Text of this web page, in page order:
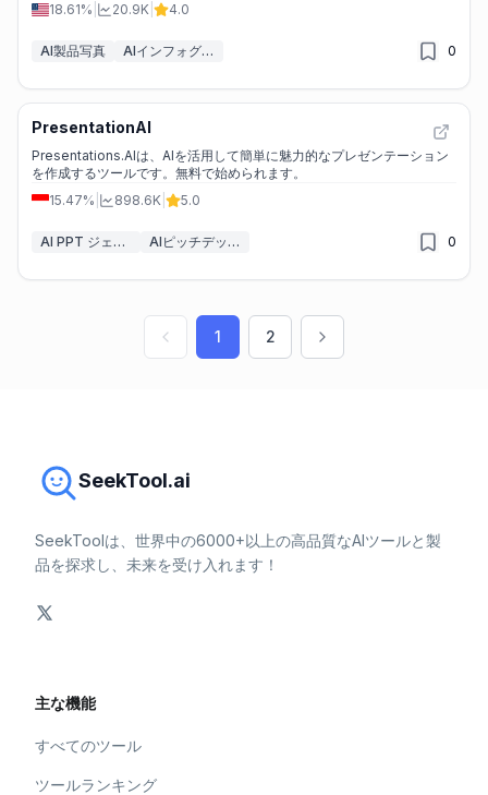
18.61% 20.9K 4.0
AI製品写真 AIインフォグラフィックジェネレーター 0
PresentationAI
Presentations.AIは、AIを活用して簡単に魅力的なプレゼンテーション
を作成するツールです。無料で始められます。
15.47%
898.6K 5.0
AI PPT ジェネレーター AIピッチデッキジェネレーター 0
1 2
SeekTool.ai
SeekToolは、世界中の6000+以上の高品質なAIツールと製
品を探求し、未来を受け入れます！
主な機能
すべてのツール
ツールランキング